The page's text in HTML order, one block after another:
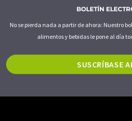
BOLETÍN
No se pierda nada a partir de ahora: Nuestro
alimentos y bebidas le pone al día
SUSCRÍBASE